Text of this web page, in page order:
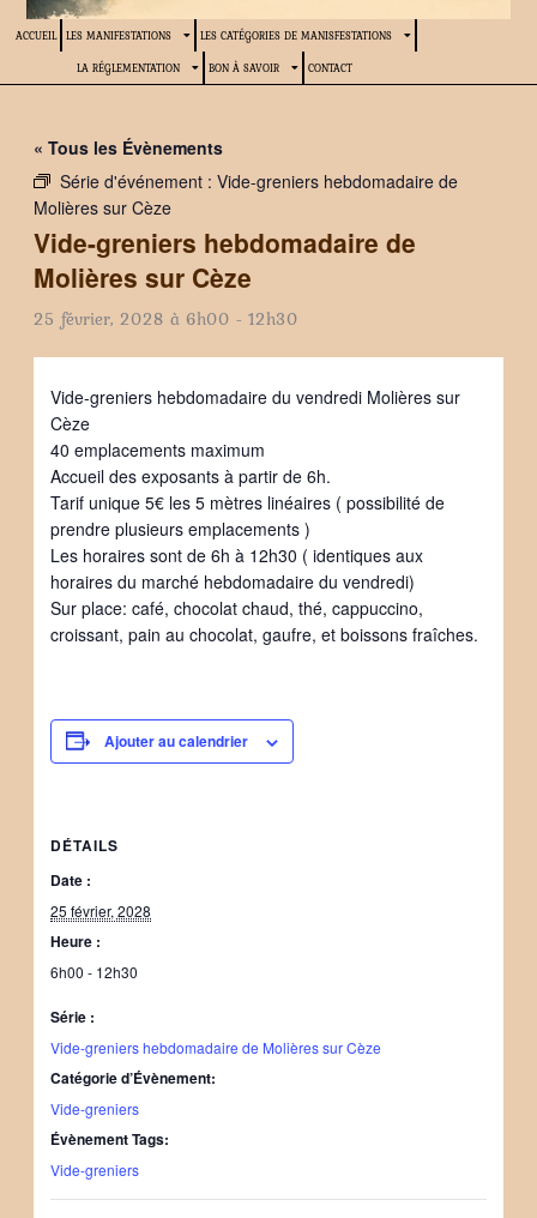
ACCUEIL LES MANIFESTATIONS LES CATÉGORIES DE MANISFESTATIONS
LA RÉGLEMENTATION BON À SAVOIR CONTACT
« Tous les Évènements
Série d'événement : Vide-greniers hebdomadaire de
Molières sur Cèze
Vide-greniers hebdomadaire de
Molières sur Cèze
25 février, 2028 à 6h00 - 12h30
Vide-greniers hebdomadaire du vendredi Molières sur
Cèze
40 emplacements maximum
Accueil des exposants à partir de 6h.
Tarif unique 5€ les 5 mètres linéaires ( possibilité de
prendre plusieurs emplacements )
Les horaires sont de 6h à 12h30 ( identiques aux
horaires du marché hebdomadaire du vendredi)
Sur place: café, chocolat chaud, thé, cappuccino,
croissant, pain au chocolat, gaufre, et boissons fraîches.
Ajouter au calendrier
DÉTAILS
Date :
25 février, 2028
Heure :
6h00 - 12h30
Série :
Vide-greniers hebdomadaire de Molières sur Cèze
Catégorie d’Évènement:
Vide-greniers
Évènement Tags:
Vide-greniers